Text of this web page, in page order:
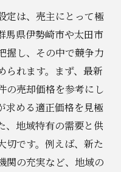
定は、売主にとって極
馬県伊勢崎市や太田市
握し、その中で競争力
られます。まず、最新
の売却価格を参考にし
求める適正価格を見極
、地域特有の需要と供
切です。例えば、新た
関の充実など、地域の